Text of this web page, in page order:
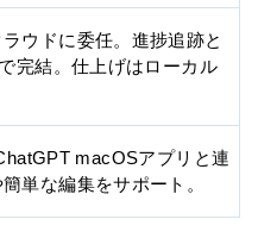
ウドに委任。進捗追跡と
完結。仕上げはローカル
macOSアプリと連
単な編集をサポート。